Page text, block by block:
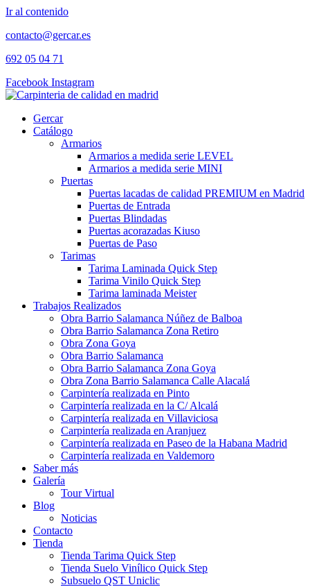
Ir al contenido
contacto@gercar.es
692 05 04 71
Facebook Instagram
Gercar
Catálogo
Armarios
Armarios a medida serie LEVEL
Armarios a medida serie MINI
Puertas
Puertas lacadas de calidad PREMIUM en Madrid
Puertas de Entrada
Puertas Blindadas
Puertas acorazadas Kiuso
Puertas de Paso
Tarimas
Tarima Laminada Quick Step
Tarima Vinilo Quick Step
Tarima laminada Meister
Trabajos Realizados
Obra Barrio Salamanca Núñez de Balboa
Obra Barrio Salamanca Zona Retiro
Obra Zona Goya
Obra Barrio Salamanca
Obra Barrio Salamanca Zona Goya
Obra Zona Barrio Salamanca Calle Alacalá
Carpintería realizada en Pinto
Carpintería realizada en la C/ Alcalá
Carpintería realizada en Villaviciosa
Carpintería realizada en Aranjuez
Carpintería realizada en Paseo de la Habana Madrid
Carpintería realizada en Valdemoro
Saber más
Galería
Tour Virtual
Blog
Noticias
Contacto
Tienda
Tienda Tarima Quick Step
Tienda Suelo Vinílico Quick Step
Subsuelo QST Uniclic